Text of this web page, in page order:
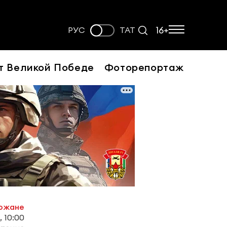
РУС ТАТ 16+
Великой Победе Фоторепортаж
10:00